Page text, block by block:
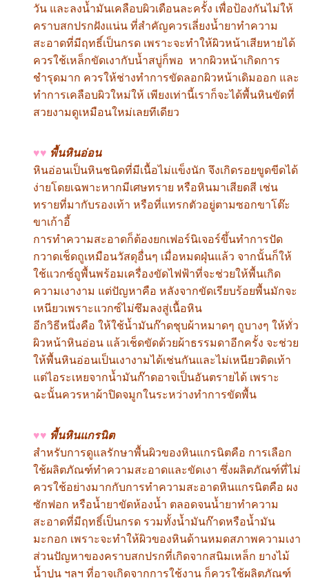
วัน และลงน้ำมันเคลือบผิวเดือนละครั้ง เพื่อป้องกันไม่ให้
คราบสกปรกฝังแน่น ที่สำคัญควรเลี่ยงน้ำยาทำความ
สะอาดที่มีฤทธิ์เป็นกรด เพราะจะทำให้ผิวหน้าเสียหายได้
ควรใช้เหล็กขัดเงากับน้ำสบู่ก็พอ หากผิวหน้าเกิดการ
ชำรุดมาก ควรให้ช่างทำการขัดลอกผิวหน้าเดิมออก และ
ทำการเคลือบผิวใหม่ให้ เพียงเท่านี้เราก็จะได้พื้นหินขัดที่
สวยงามดูเหมือนใหม่เลยทีเดียว
♥♥ พื้นหินอ่อน
หินอ่อนเป็นหินชนิดที่มีเนื้อไม่แข็งนัก จึงเกิดรอยขูดขีดได้
ง่ายโดยเฉพาะหากมีเศษทราย หรือหินมาเสียดสี เช่น
ทรายที่มากับรองเท้า หรือที่แทรกตัวอยู่ตามซอกขาโต๊ะ
ขาเก้าอี้
การทำความสะอาดก็ต้องยกเฟอร์นิเจอร์ขึ้นทำการปัด
กวาดเช็ดถูเหมือนวัสดุอื่นๆ เมื่อหมดฝุ่นแล้ว จากนั้นก็ให้
ใช้แวกซ์ถูพื้นพร้อมเครื่องขัดไฟฟ้าที่จะช่วยให้พื้นเกิด
ความเงางาม แต่ปัญหาคือ หลังจากขัดเรียบร้อยพื้นมักจะ
เหนียวเพราะแวกซ์ไม่ซึมลงสู่เนื้อหิน
อีกวิธีหนึ่งคือ ให้ใช้น้ำมันก๊าดชุบผ้าหมาดๆ ถูบางๆ ให้ทั่ว
ผิวหน้าหินอ่อน แล้วเช็ดขัดด้วยผ้าธรรมดาอีกครั้ง จะช่วย
ให้พื้นหินอ่อนเป็นเงางามได้เช่นกันและไม่เหนียวติดเท้า
แต่ไอระเหยจากน้ำมันก๊าดอาจเป็นอันตรายได้ เพราะ
ฉะนั้นควรหาผ้าปิดจมูกในระหว่างทำการขัดพื้น
♥♥ พื้นหินแกรนิต
สำหรับการดูแลรักษาพื้นผิวของหินแกรนิตคือ การเลือก
ใช้ผลิตภัณฑ์ทำความสะอาดและขัดเงา ซึ่งผลิตภัณฑ์ที่ไม่
ควรใช้อย่างมากกับการทำความสะอาดหินแกรนิตคือ ผง
ซักฟอก หรือน้ำยาขัดห้องน้ำ ตลอดจนน้ำยาทำความ
สะอาดที่มีฤทธิ์เป็นกรด รวมทั้งน้ำมันก๊าดหรือน้ำมัน
มะกอก เพราะจะทำให้ผิวของหินด้านหมดสภาพความเงา
ส่วนปัญหาของคราบสกปรกที่เกิดจากสนิมเหล็ก ยางไม้
น้ำปูน ฯลฯ ที่อาจเกิดจากการใช้งาน ก็ควรใช้ผลิตภัณฑ์